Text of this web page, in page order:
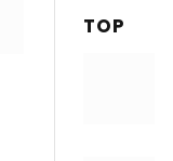
TOP